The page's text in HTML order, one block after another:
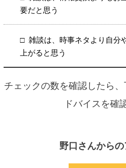
要だと思う
雑談は、時事ネタより自分
上がると思う
チェックの数を確認したら
ドバイスを確
野口さんから